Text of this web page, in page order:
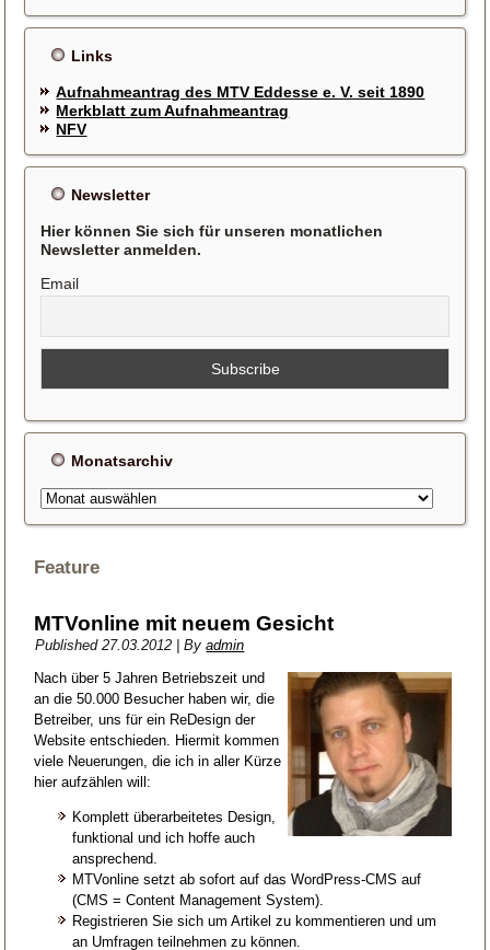
Links
Aufnahmeantrag des MTV Eddesse e. V. seit 1890
Merkblatt zum Aufnahmeantrag
NFV
Newsletter
Hier können Sie sich für unseren monatlichen
Newsletter anmelden.
Email
Monatsarchiv
Monatsarchiv
Feature
MTVonline mit neuem Gesicht
Published 27.03.2012 |By admin
Nach über 5 Jahren Betriebszeit und
an die 50.000 Besucher haben wir, die
Betreiber, uns für ein ReDesign der
Website entschieden. Hiermit kommen
viele Neuerungen, die ich in aller Kürze
hier aufzählen will:
Komplett überarbeitetes Design,
funktional und ich hoffe auch
ansprechend.
MTVonline setzt ab sofort auf das WordPress-CMS auf
(CMS = Content Management System).
Registrieren Sie sich um Artikel zu kommentieren und um
an Umfragen teilnehmen zu können.